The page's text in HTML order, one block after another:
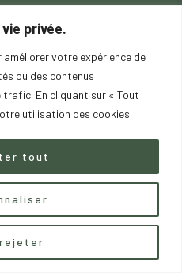
privée.
votre expérience de
ou des contenus
En cliquant sur « Tout
utilisation des cookies.
tout
en
sociaux